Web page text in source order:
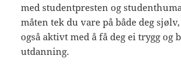
med studentpresten og
måten tek du vare på både deg
også aktivt med å få deg ei trygg og
utdanning.